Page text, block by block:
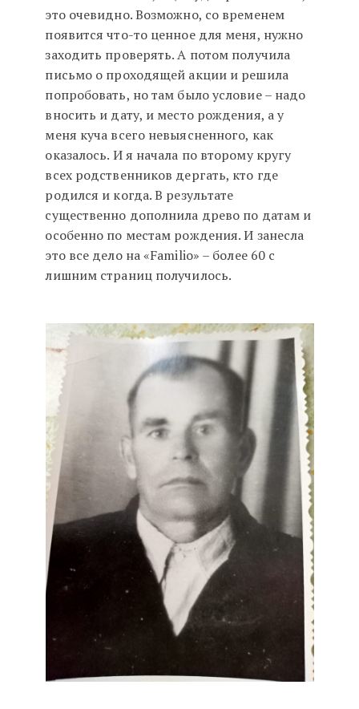
это очевидно. Возможно, со временем
появится что-то ценное для меня, нужно
заходить проверять. А потом получила
письмо о проходящей акции и решила
попробовать, но там было условие – надо
вносить и дату, и место рождения, а у
меня куча всего невыясненного, как
оказалось. И я начала по второму кругу
всех родственников дергать, кто где
родился и когда. В результате
существенно дополнила древо по датам и
особенно по местам рождения. И занесла
это все дело на «Familio» – более 60 с
лишним страниц получилось.